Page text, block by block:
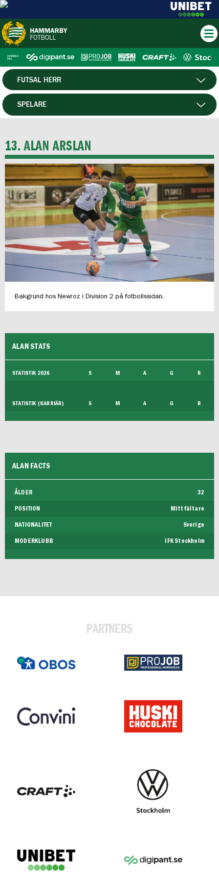
HERR
HTFF
P19
F19
FUTSAL HERR
SPELARE
13. ALAN ARSLAN
Bakgrund hos Newroz i Division 2 på fotbollssidan.
ALAN STATS
STATISTIK 2026 S M A G R
STATISTIK (KARRIÄR) S M A G R
ALAN FACTS
ÅLDER 32
POSITION Mittfältare
NATIONALITET Sverige
MODERKLUBB IFK Stockholm
PARTNERS